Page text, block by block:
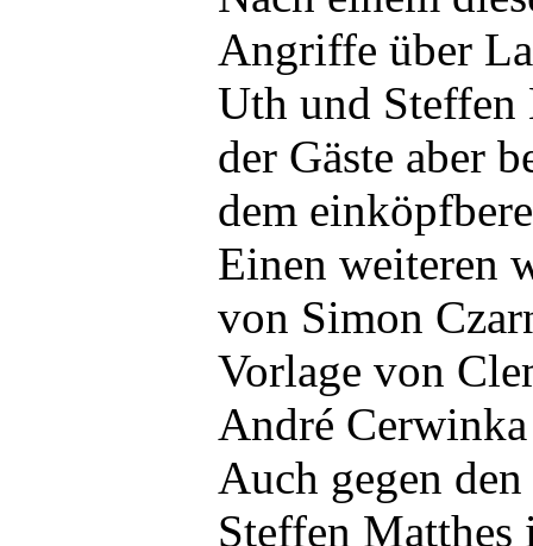
Angriffe über
Uth und Steffen
der Gäste aber
dem
Einen weiteren
von Simon
Vorlage von
André
Auch gegen
Steffen Matthes